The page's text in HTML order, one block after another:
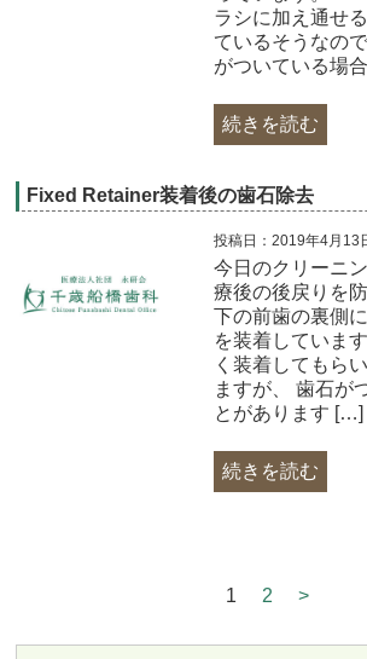
ラシに加え通せ
ているそうなの
がついている場
続きを読む
Fixed Retainer装着後の歯石除去
投稿日：2019年4月13
今日のクリーニ
療後の後戻りを
下の前歯の裏側
を装着していま
く装着してもら
ますが、 歯石が
とがあります […]
続きを読む
1 2 >